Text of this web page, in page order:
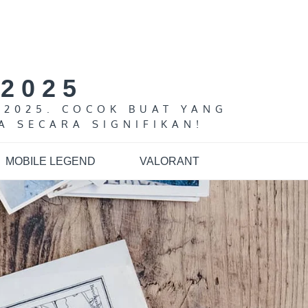
COCOK BUAT YANG
SECARA SIGNIFIKAN!
MOBILE LEGEND VALORANT